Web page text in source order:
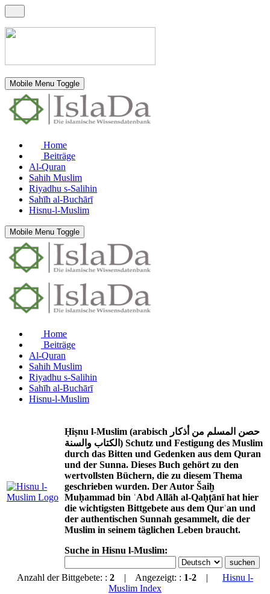
Mobile Menu Toggle
Home
Beiträge
Al-Quran
Sahih Muslim
Riyadhu s-Salihin
Sahīh al-Buchārī
Hisnu-l-Muslim
Mobile Menu Toggle
Home
Beiträge
Al-Quran
Sahih Muslim
Riyadhu s-Salihin
Sahīh al-Buchārī
Hisnu-l-Muslim
Ḥiṣnu l-Muslim (arabisch حصن المسلم من أذكار
الكتاب والسنة) Schutz und Festigung des Muslim
durch das Bitten und Gedenken aus dem Quran
und der Sunna. Dieses Buch gehört zu den
wertvollsten Büchern, die zu diesem Thema
geschrieben wurden. Der Autor Šaiḫ
Muḥammad bin ʿAbd Allāh al-Qaḥṭānī hat hier
die wichtigsten Bittgebete aus dem Qurʾan und
der authentischen Sunnah gesammelt, die der
Muslim in seinem täglichen Leben braucht.
Suche in Hisnu l-Muslim:
Anzahl der Bittgebete: : 2 | Angezeigt: : 1-2 | Hisnu l-
Muslim Index